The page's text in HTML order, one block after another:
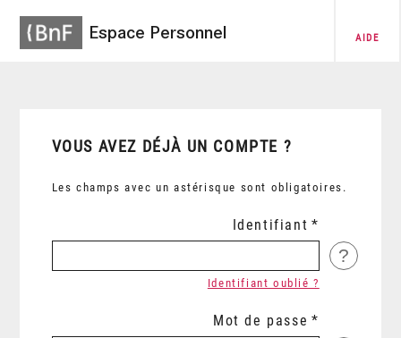
Espace Personnel AIDE
VOUS AVEZ DÉJÀ UN COMPTE ?
Les champs avec un astérisque sont obligatoires.
Identifiant
?
Identifiant oublié ?
Mot de passe